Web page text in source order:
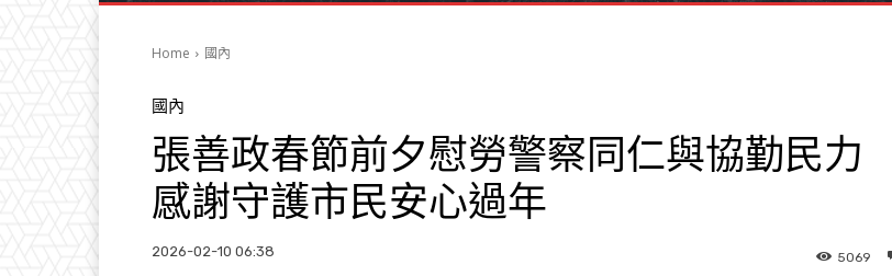
Home 國內
國內
張善政春節前夕慰勞警察同仁與協勤民力
感謝守護市民安心過年
2026-02-10 06:38 5069